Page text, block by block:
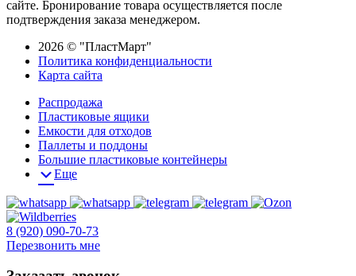
сайте. Бронирование товара осуществляется после
подтверждения заказа менеджером.
2026 © "ПластМарт"
Политика конфиденциальности
Карта сайта
Распродажа
Пластиковые ящики
Емкости для отходов
Паллеты и поддоны
Большие пластиковые контейнеры
Еще
8 (920) 090-70-73
Перезвонить мне